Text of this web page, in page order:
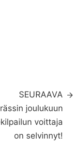
SEURAAVA
joulukuun
voittaja
on selvinnyt!